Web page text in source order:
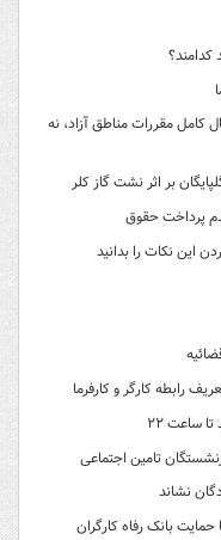
کدامند؟
کامل مقررات مناطق آزاد، نه
پرداخت حقوق
این نکات را بدانید
رابطه کارگر و کارفرما
ساعت ۲۲
نشاند
بانک رفاه کارگران